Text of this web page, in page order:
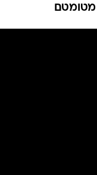
מטומטם